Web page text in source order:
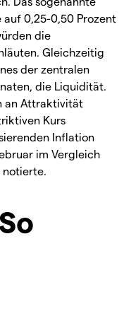
auf 0,25-0,50 Prozent
die
Gleichzeitig
der zentralen
die Liquidität.
an Attraktivität
Kurs
Inflation
im Vergleich